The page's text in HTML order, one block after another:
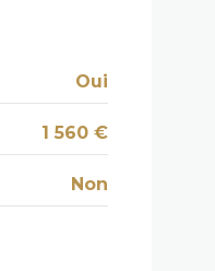
Oui
1 560 €
Non